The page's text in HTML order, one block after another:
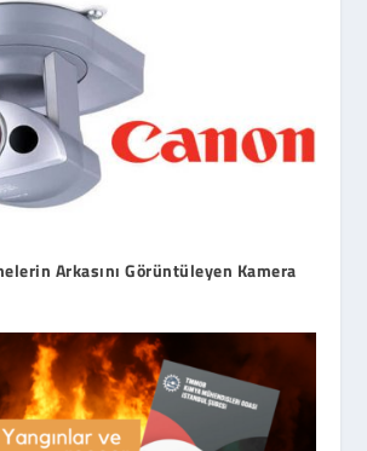
Arkasını Görüntüleyen Kamera